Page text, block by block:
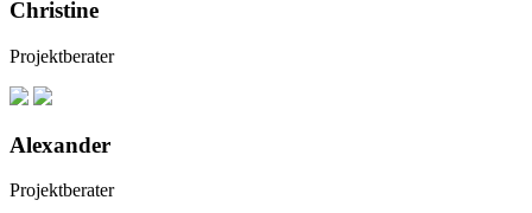
Christine
Projektberater
Alexander
Projektberater